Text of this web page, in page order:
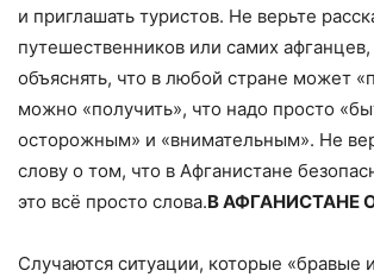
и приглашать туристов. Не верьте
путешественников или самих
объяснять, что в любой стране может
можно «получить», что надо просто
осторожным» и «внимательным». Не
слову о том, что в Афганистане
это всё просто слова.В АФГАНИСТАНЕ
Случаются ситуации, которые «бравые